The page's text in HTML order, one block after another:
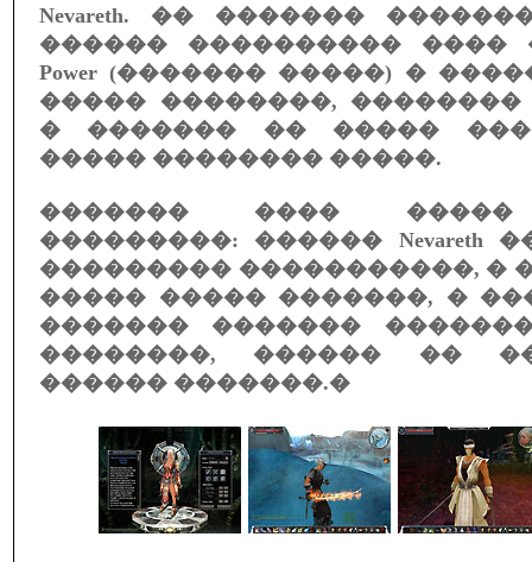
Nevareth. �� �������
������ ���������� ����
Power (������� �����) �
����� ��������,
� ������� �� �����
����� �������� �����.
������� ���� �����
���������: ������ Nevareth
��������� �����������, �
����� ����� �������, �
������� �������
��������, ������ ��
������ �������.�